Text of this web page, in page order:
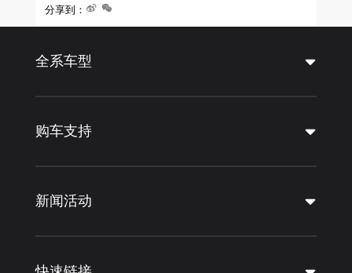
分享到：
全系车型
购车支持
新闻活动